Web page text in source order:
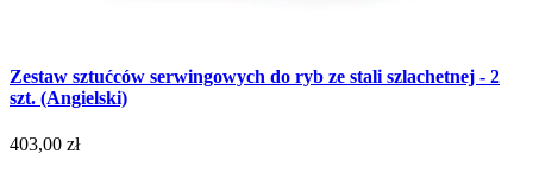
Zestaw sztućców serwingowych do ryb ze stali szlachetnej - 2
szt. (Angielski)
403,00 zł